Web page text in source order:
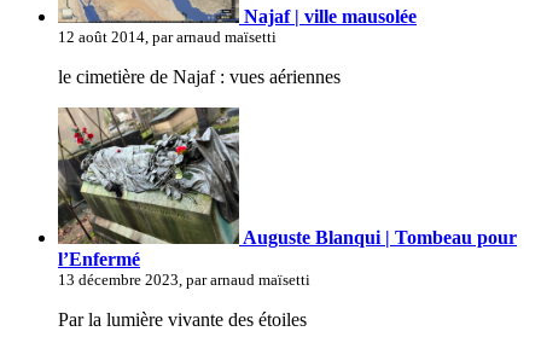
Najaf | ville mausolée
12 août 2014, par arnaud maïsetti
le cimetière de Najaf : vues aériennes
Auguste Blanqui | Tombeau pour
l’Enfermé
13 décembre 2023, par arnaud maïsetti
Par la lumière vivante des étoiles